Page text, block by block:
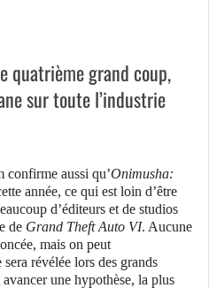
quatrième grand coup,
sur toute l’industrie
confirme aussi qu’Onimusha:
année, ce qui est loin d’être
d’éditeurs et de studios
de Grand Theft Auto VI. Aucune
mais on peut
révélée lors des grands
une hypothèse, la plus